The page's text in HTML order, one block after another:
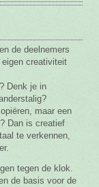
de deelnemers
eigen creativiteit
Denk je in
maar een
Dan is creatief
te verkennen,
tegen de klok.
de basis voor de